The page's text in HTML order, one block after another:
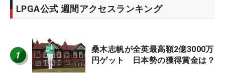
LPGA公式 週間アクセスランキング
1
桑木志帆が全英最高額2億3000万
円ゲット 日本勢の獲得賞金は？